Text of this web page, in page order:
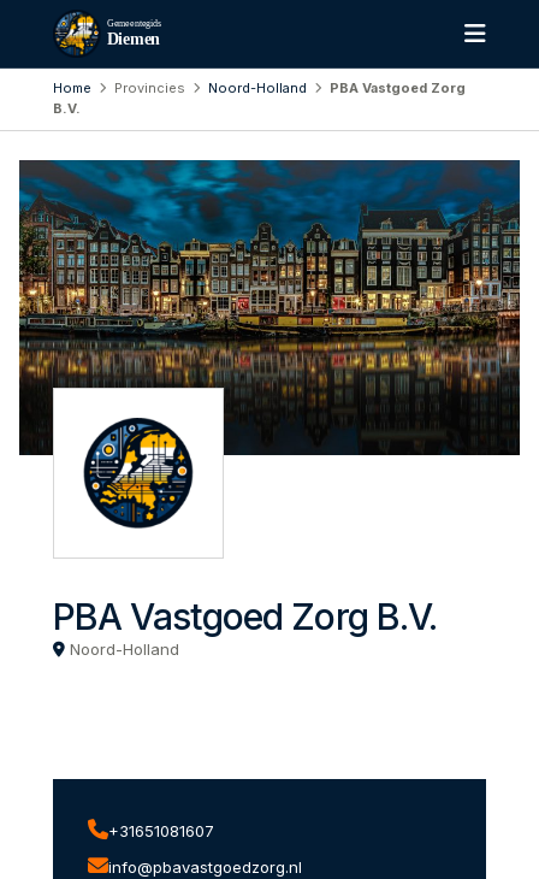
Gemeentegids
Diemen
Home Provincies Noord-Holland
PBA Vastgoed Zorg
B.V.
PBA Vastgoed Zorg B.V.
Noord-Holland
+31651081607
info@pbavastgoedzorg.nl